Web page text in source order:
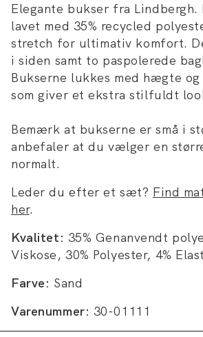
Elegante bukser fra Lindbergh.
lavet med 35% recycled
stretch for ultimativ komfort.
i siden samt to paspolerede
Bukserne lukkes med hægte
som giver et ekstra stilfuldt
Bemærk at bukserne er små i
anbefaler at du vælger en
normalt.
Leder du efter et sæt? Find
her.
Kvalitet: 35% Genanvendt
Viskose, 30% Polyester, 4%
Farve: Sand
Varenummer: 30-01111